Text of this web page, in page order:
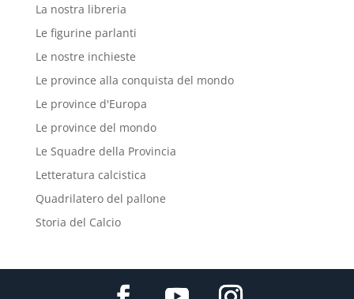
La nostra libreria
Le figurine parlanti
Le nostre inchieste
Le province alla conquista del mondo
Le province d'Europa
Le province del mondo
Le Squadre della Provincia
Letteratura calcistica
Quadrilatero del pallone
Storia del Calcio